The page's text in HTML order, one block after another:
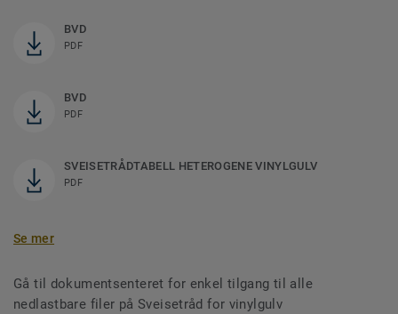
BVD
PDF
BVD
PDF
SVEISETRÅDTABELL HETEROGENE VINYLGULV
PDF
Se mer
Gå til dokumentsenteret for enkel tilgang til alle
nedlastbare filer på Sveisetråd for vinylgulv